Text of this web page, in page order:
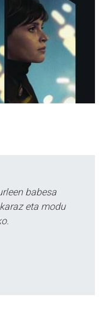
babesa
eta modu